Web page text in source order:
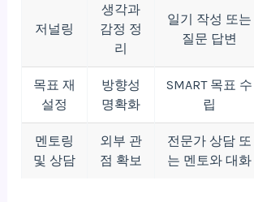
저널링
생각과
감정 정
리
일기 작성 또는
질문 답변
목표 재
설정
방향성
명확화
SMART 목표 수
립
멘토링
및 상담
외부 관
점 확보
전문가 상담 또
는 멘토와 대화